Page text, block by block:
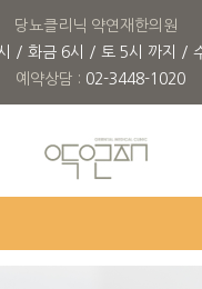
당뇨클리닉 약연재한의원
/ 화금 6시 / 토 5시 까지 /
예약상담 : 02-3448-1020